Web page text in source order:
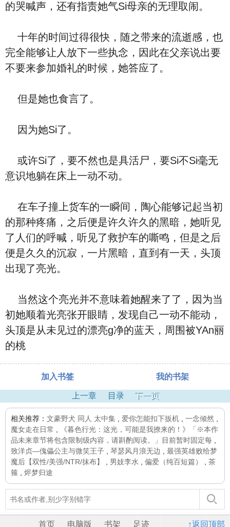
的哭喊声，还有指责她气Si母亲的无理取闹。
十年的时间过得很快，随之带来的流逝感，也
完全能够让人放下一些执念，因此在父亲说出要
不要来参加婚礼的时候，她答应了。
但是她也食言了。
因为她Si了。
或许Si了，要不然也是具活尸，要Si不Si毫无
意识地躺在床上一动不动。
在车子撞上货车的一瞬间，陶心能够记起当初
的那种疼痛，之后便是许久许久的黑暗，她听见
了人们的呼喊，听见了救护车的嘶鸣，但是之后
便是久久的沉寂，一片黑暗，直到有一天，头顶
出现了亮光。
当然这个亮光并不意味着她醒来了了，因为当
初她顺着光亮张开眼睛，发现自己一动不能动，
头顶是从未见过的漂亮g净的蓝天，周围被YAn丽
的桃
加入书签 我的书架
上一章 目录 下一页
相关推荐： 文豪野犬 同人 太中集 爱你怎能扣下扳机 一念倾然
魔女走在日常
《暮色行光：这光，可能是我撩来的！》「※本作
品未来章节将包含限制级内容，请斟酌阅读。」目前暂时固定每
致洋贞—傀儡公主与微笑王子
琴瑟风月浪无边
最强英雄败给梦
魔后【双性/美强/NTR/抹布】
男妓李水 偏爱（纯百短篇）
茶
箍
烬梦归途
↑返回顶部
首页 电脑版 书架 足迹